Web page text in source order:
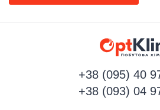
+38 (095) 40
+38 (093) 04